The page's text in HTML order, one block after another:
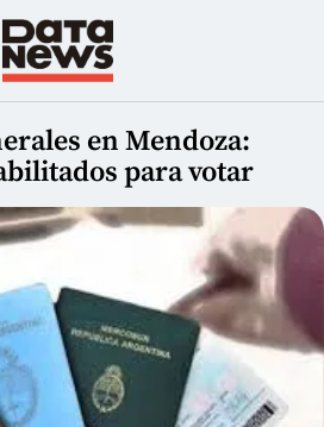
en Mendoza:
para votar